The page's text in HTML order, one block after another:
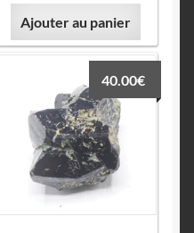
Ajouter au panier
40.00€